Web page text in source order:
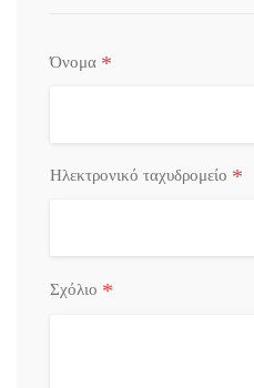
Όνομα *
Ηλεκτρονικό ταχυδρομείο *
Σχόλιο *